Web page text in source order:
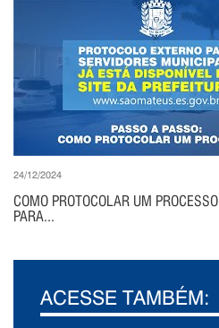
24/12/2024
COMO PROTOCOLAR UM
PARA...
ACESSE TAMBÉM: